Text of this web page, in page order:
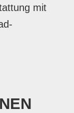
mit